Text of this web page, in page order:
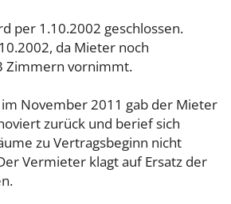
per 1.10.2002 geschlossen.
da Mieter noch
Zimmern vornimmt.
November 2011 gab der Mieter
zurück und berief sich
zu Vertragsbeginn nicht
Vermieter klagt auf Ersatz der